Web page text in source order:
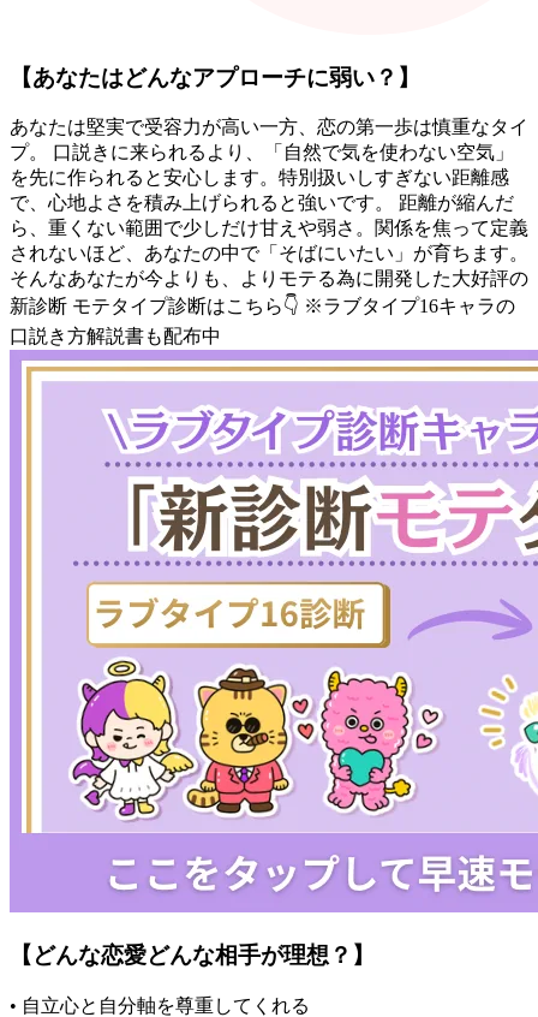
【あなたはどんなアプローチに弱い？】
あなたは堅実で受容力が高い一方、恋の第一歩は慎重なタイ
プ。 口説きに来られるより、「自然で気を使わない空気」
を先に作られると安心します。特別扱いしすぎない距離感
で、心地よさを積み上げられると強いです。 距離が縮んだ
ら、重くない範囲で少しだけ甘えや弱さ。関係を焦って定義
されないほど、あなたの中で「そばにいたい」が育ちます。
そんなあなたが今よりも、よりモテる為に開発した大好評の
新診断 モテタイプ診断はこちら👇 ※ラブタイプ16キャラの
口説き方解説書も配布中
【どんな恋愛どんな相手が理想？】
• 自立心と自分軸を尊重してくれる